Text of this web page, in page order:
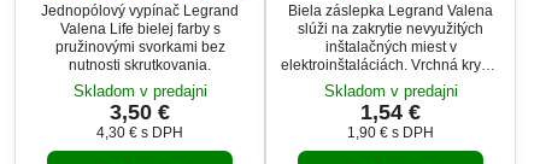
Jednopólový vypínač Legrand
Valena Life bielej farby s
pružinovými svorkami bez
nutnosti skrutkovania.
Skladom v predajni
3,50 €
4,30 € s DPH
Biela záslepka Legrand Valena
slúži na zakrytie nevyužitých
inštalačných miest v
elektroinštaláciách. Vrchná krycia
krytka je pevne pripevnená ku
kovovej montážnej doske, ktorá
obsahuje otvory pre jednoduché
upevnenie skrutkami do
inštalačnej krabice.
Skladom v predajni
1,54 €
1,90 € s DPH